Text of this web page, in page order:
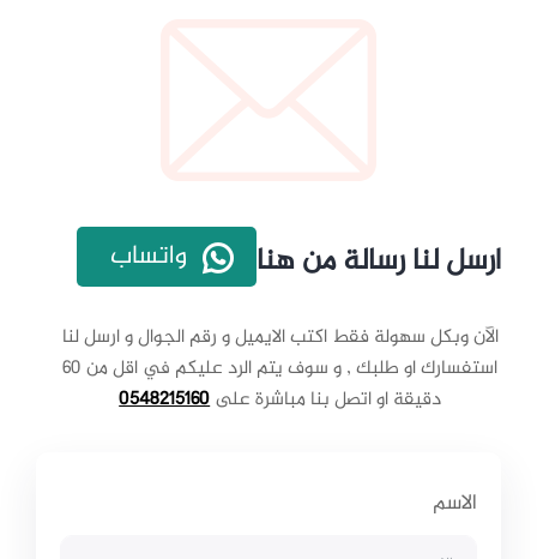
ارسل لنا رسالة من هنا واتساب
الآن وبكل سهولة فقط اكتب الايميل و رقم الجوال و ارسل لنا
استفسارك او طلبك , و سوف يتم الرد عليكم في اقل من 60
دقيقة او اتصل بنا مباشرة على0548215160
الاسم